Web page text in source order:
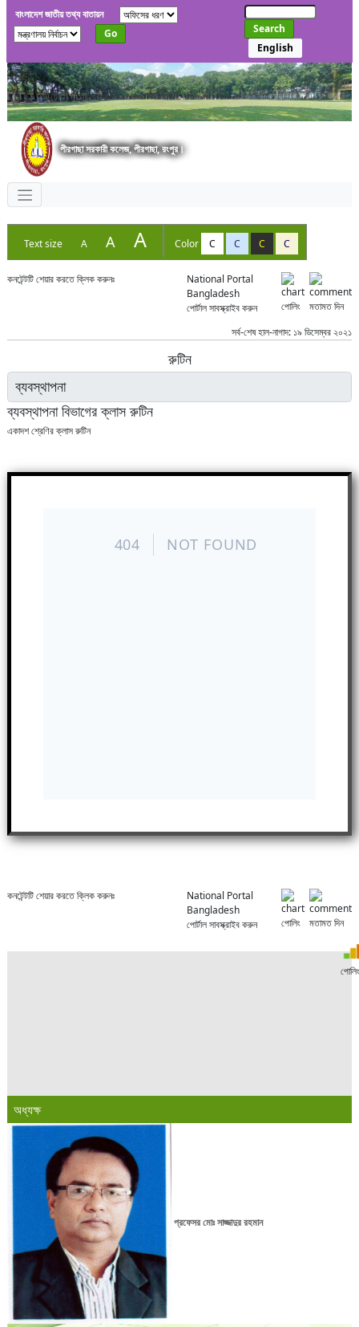
বাংলাদেশ জাতীয় তথ্য বাতায়ন
Go
Search
English
পীরগাছা সরকারী কলেজ, পীরগাছা, রংপুর।
Text size A A A Color C C C C
কনটেন্টটি শেয়ার করতে ক্লিক করুনঃ
National Portal
Bangladesh
পোর্টাল সাবস্ক্রাইব করুন
পোলিং
মতামত দিন
সর্ব-শেষ হাল-নাগাদ: ১৯ ডিসেম্বর ২০২১
রুটিন
ব্যবস্থাপনা বিভাগের ক্লাস রুটিন
একাদশ শ্রেণির ক্লাস রুটিন
কনটেন্টটি শেয়ার করতে ক্লিক করুনঃ
National Portal
Bangladesh
পোর্টাল সাবস্ক্রাইব করুন
পোলিং মতামত দিন
অধ্যক্ষ
প্রফেসর মোঃ সাজ্জাদুর রহমান
পোলিং